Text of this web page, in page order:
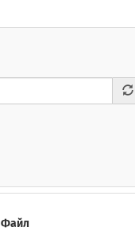
Файл